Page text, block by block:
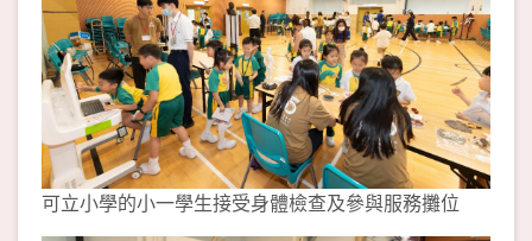
可立小學的小一學生接受身體檢查及參與服務攤位